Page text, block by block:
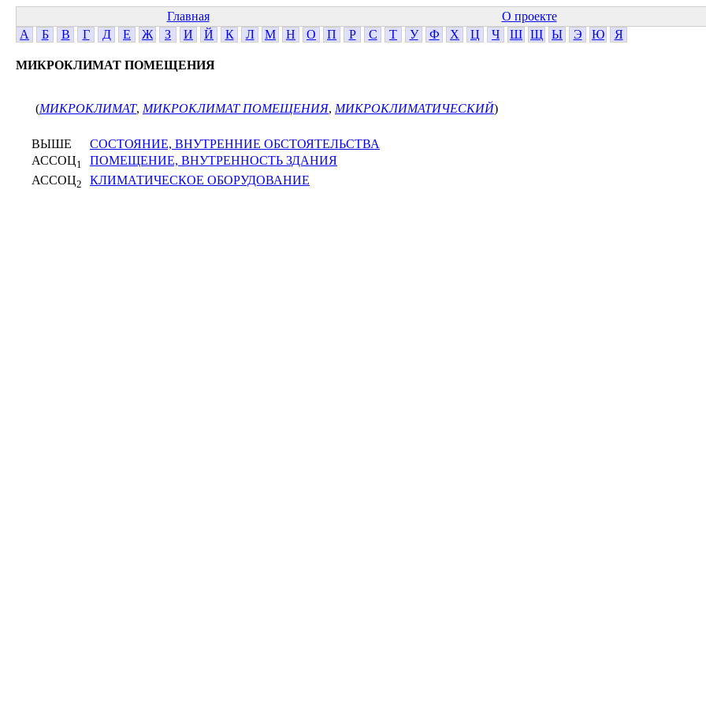
Главная О проекте
А
Б В Г Д Е Ж З И Й К Л М Н О П Р С Т У Ф Х Ц Ч Ш Щ Ы Э Ю Я
МИКРОКЛИМАТ ПОМЕЩЕНИЯ
(МИКРОКЛИМАТ, МИКРОКЛИМАТ ПОМЕЩЕНИЯ, МИКРОКЛИМАТИЧЕСКИЙ)
ВЫШЕ
СОСТОЯНИЕ, ВНУТРЕННИЕ ОБСТОЯТЕЛЬСТВА
АССОЦ1
ПОМЕЩЕНИЕ, ВНУТРЕННОСТЬ ЗДАНИЯ
АССОЦ2 КЛИМАТИЧЕСКОЕ ОБОРУДОВАНИЕ